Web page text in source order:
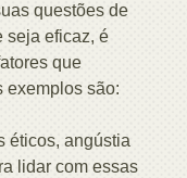
questões de
seja eficaz, é
que
exemplos são:
éticos, angústia
lidar com essas